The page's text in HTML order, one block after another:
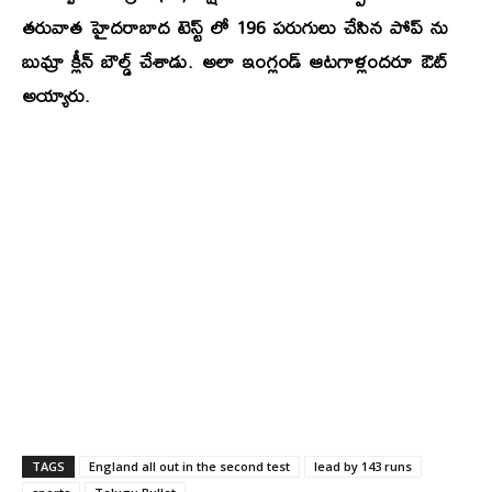
తరువాత హైదరాబాద టెస్ట్ లో 196 పరుగులు చేసిన పోప్ ను
బుమ్రా క్లీన్ బౌల్డ్ చేశాడు. అలా ఇంగ్లండ్ ఆటగాళ్లందరూ ఔట్
అయ్యారు.
TAGS England all out in the second test
lead by 143 runs